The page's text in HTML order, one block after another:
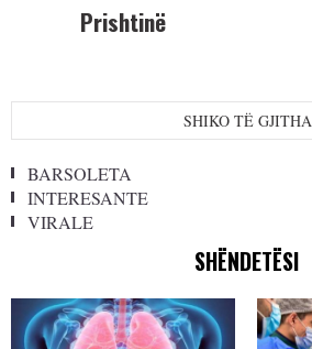
Prishtinë
SHIKO TË GJITHA
BARSOLETA
INTERESANTE
VIRALE
SHËNDETËSI